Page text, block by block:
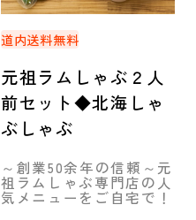
道内送料無料
元祖ラムしゃぶ２人
前セット◆北海しゃ
ぶしゃぶ
～創業50余年の信頼～元
祖ラムしゃぶ専門店の人
気メニューをご自宅で！